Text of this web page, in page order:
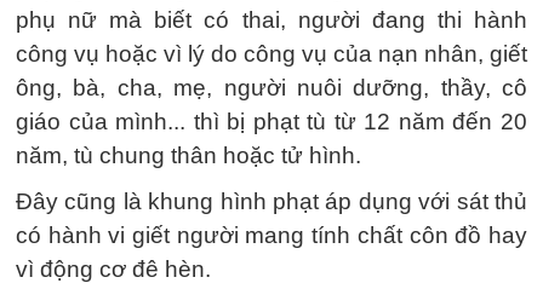
phụ nữ mà biết có thai, người đang thi hành
công vụ hoặc vì lý do công vụ của nạn nhân, giết
ông, bà, cha, mẹ, người nuôi dưỡng, thầy, cô
giáo của mình... thì bị phạt tù từ 12 năm đến 20
năm, tù chung thân hoặc tử hình.
Đây cũng là khung hình phạt áp dụng với sát thủ
có hành vi giết người mang tính chất côn đồ hay
vì động cơ đê hèn.